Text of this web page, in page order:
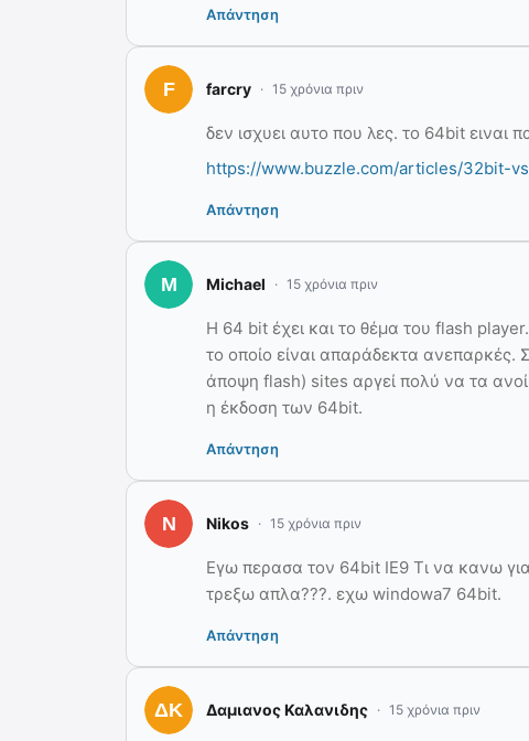
Απάντηση
farcry 15 χρόνια πριν
δεν ισχυει αυτο που λες. το 64bit ειναι
https://www.buzzle.com/articles/32bit-
Απάντηση
Michael 15 χρόνια πριν
Η 64 bit έχει και το θέμα του flash
το οποίο είναι απαράδεκτα
άποψη flash) sites αργεί πολύ να τα
η έκδοση των 64bit.
Απάντηση
Nikos 15 χρόνια πριν
Εγω περασα τον 64bit ΙΕ9 Τι να κανω
τρεξω απλα???. εχω windowa7 64bit.
Απάντηση
Δαμιανος Καλανιδης 15 χρόνια πριν